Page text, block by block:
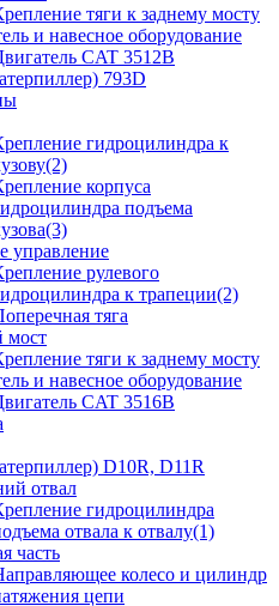
тяги к заднему мосту
и навесное оборудование
CAT 3512B
793D
гидроцилиндра к
корпуса
подъема
управление
рулевого
к трапеции(2)
тяга
мост
тяги к заднему мосту
и навесное оборудование
CAT 3516B
D10R, D11R
отвал
гидроцилиндра
отвала к отвалу(1)
часть
колесо и цилиндр
цепи